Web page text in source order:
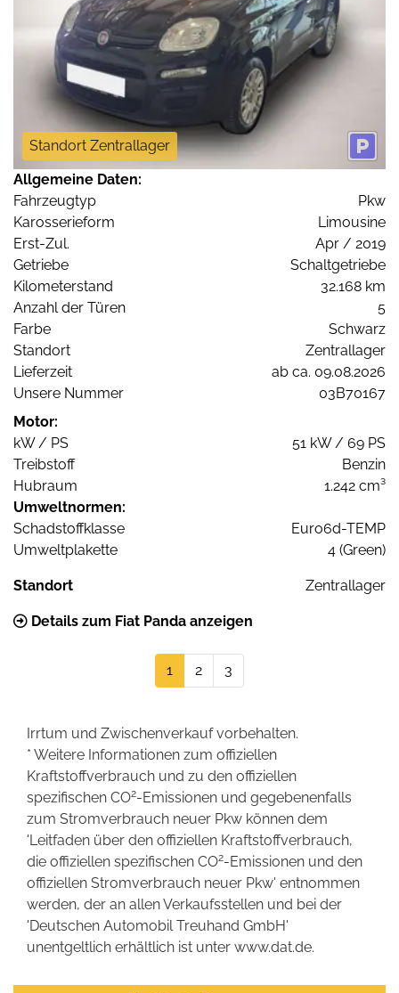
Standort Zentrallager
Allgemeine Daten:
Fahrzeugtyp
Pkw
Karosserieform
Limousine
Erst-Zul.
Apr / 2019
Getriebe
Schaltgetriebe
Kilometerstand
32.168 km
Anzahl der Türen
5
Farbe
Schwarz
Standort
Zentrallager
Lieferzeit
ab ca. 09.08.2026
Unsere Nummer
03B70167
Motor:
kW / PS
51 kW / 69 PS
Treibstoff
Benzin
Hubraum
1.242 cm³
Umweltnormen:
Schadstoffklasse
Euro6d-TEMP
Umweltplakette
4 (Green)
Standort Zentrallager
Details zum Fiat Panda anzeigen
1 2 3
Irrtum und Zwischenverkauf vorbehalten.
* Weitere Informationen zum offiziellen
Kraftstoffverbrauch und zu den offiziellen
spezifischen CO2-Emissionen und gegebenenfalls
zum Stromverbrauch neuer Pkw können dem
'Leitfaden über den offiziellen Kraftstoffverbrauch,
die offiziellen spezifischen CO2-Emissionen und den
offiziellen Stromverbrauch neuer Pkw' entnommen
werden, der an allen Verkaufsstellen und bei der
'Deutschen Automobil Treuhand GmbH'
unentgeltlich erhältlich ist unter www.dat.de.